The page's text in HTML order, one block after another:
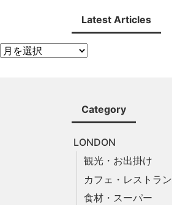
Latest Articles
Category
LONDON
観光・お出掛け
カフェ・レストラン
食材・スーパー